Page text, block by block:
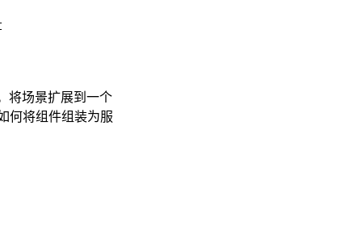
将场景扩展到一个
何将组件组装为服